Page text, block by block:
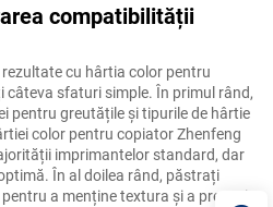
compatibilității
cu hârtia color pentru
sfaturi simple. În primul rând,
pentru greutățile și tipurile de hârtie
color pentru copiator Zhenfeng
imprimantelor standard, dar
În al doilea rând, păstrați
a menține textura și a preveni